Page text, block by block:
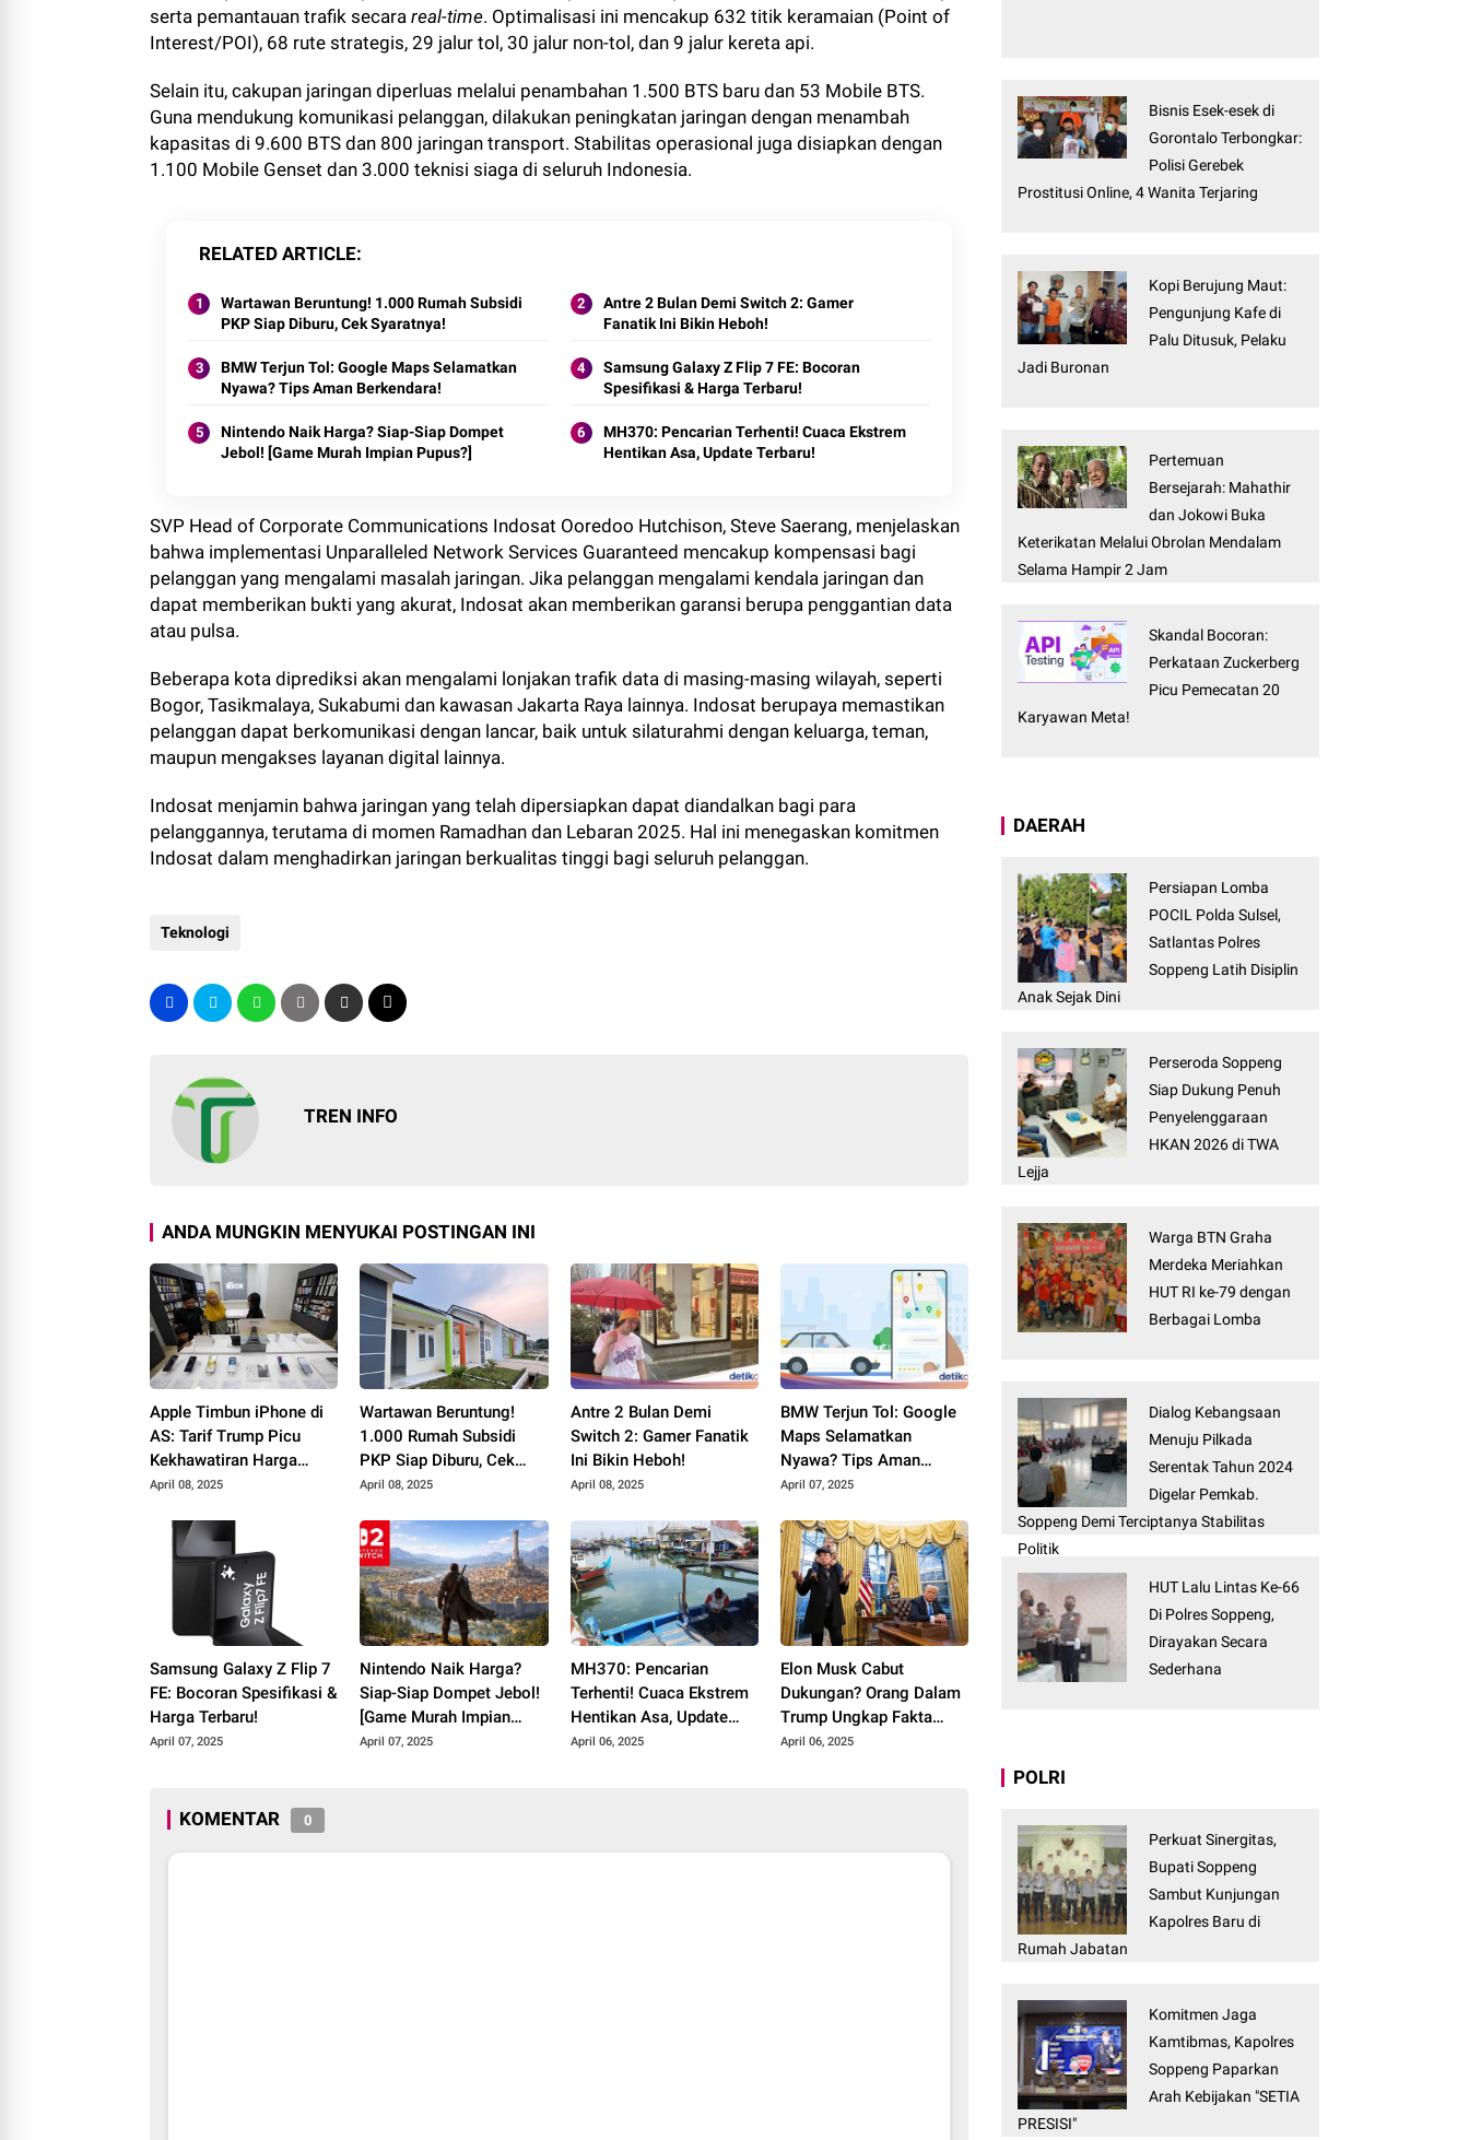
serta pemantauan trafik secara real-time. Optimalisasi ini mencakup 632 titik keramaian (Point of
Interest/POI), 68 rute strategis, 29 jalur tol, 30 jalur non-tol, dan 9 jalur kereta api.
Selain itu, cakupan jaringan diperluas melalui penambahan 1.500 BTS baru dan 53 Mobile BTS.
Guna mendukung komunikasi pelanggan, dilakukan peningkatan jaringan dengan menambah
kapasitas di 9.600 BTS dan 800 jaringan transport. Stabilitas operasional juga disiapkan dengan
1.100 Mobile Genset dan 3.000 teknisi siaga di seluruh Indonesia.
RELATED ARTICLE
Wartawan Beruntung! 1.000 Rumah Subsidi
PKP Siap Diburu, Cek Syaratnya!
Antre 2 Bulan Demi Switch 2: Gamer
Fanatik Ini Bikin Heboh!
BMW Terjun Tol: Google Maps Selamatkan
Nyawa? Tips Aman Berkendara!
Samsung Galaxy Z Flip 7 FE: Bocoran
Spesifikasi & Harga Terbaru!
Nintendo Naik Harga? Siap-Siap Dompet
Jebol! [Game Murah Impian Pupus?]
MH370: Pencarian Terhenti! Cuaca Ekstrem
Hentikan Asa, Update Terbaru!
SVP Head of Corporate Communications Indosat Ooredoo Hutchison, Steve Saerang, menjelaskan
bahwa implementasi Unparalleled Network Services Guaranteed mencakup kompensasi bagi
pelanggan yang mengalami masalah jaringan. Jika pelanggan mengalami kendala jaringan dan
dapat memberikan bukti yang akurat, Indosat akan memberikan garansi berupa penggantian data
atau pulsa.
Beberapa kota diprediksi akan mengalami lonjakan trafik data di masing-masing wilayah, seperti
Bogor, Tasikmalaya, Sukabumi dan kawasan Jakarta Raya lainnya. Indosat berupaya memastikan
pelanggan dapat berkomunikasi dengan lancar, baik untuk silaturahmi dengan keluarga, teman,
maupun mengakses layanan digital lainnya.
Indosat menjamin bahwa jaringan yang telah dipersiapkan dapat diandalkan bagi para
pelanggannya, terutama di momen Ramadhan dan Lebaran 2025. Hal ini menegaskan komitmen
Indosat dalam menghadirkan jaringan berkualitas tinggi bagi seluruh pelanggan.
Teknologi
TREN INFO
ANDA MUNGKIN MENYUKAI POSTINGAN INI
Apple Timbun iPhone di
AS: Tarif Trump Picu
Kekhawatiran Harga
Naik?
April 08, 2025
Wartawan Beruntung!
1.000 Rumah Subsidi
PKP Siap Diburu, Cek
Syaratnya!
April 08, 2025
Antre 2 Bulan Demi
Switch 2: Gamer Fanatik
Ini Bikin Heboh!
April 08, 2025
BMW Terjun Tol: Google
Maps Selamatkan
Nyawa? Tips Aman
Berkendara!
April 07, 2025
Samsung Galaxy Z Flip 7
FE: Bocoran Spesifikasi &
Harga Terbaru!
April 07, 2025
Nintendo Naik Harga?
Siap-Siap Dompet Jebol!
[Game Murah Impian
Pupus?]
April 07, 2025
MH370: Pencarian
Terhenti! Cuaca Ekstrem
Hentikan Asa, Update
Terbaru!
April 06, 2025
Elon Musk Cabut
Dukungan? Orang Dalam
Trump Ungkap Fakta
Mengejutkan!
April 06, 2025
KOMENTAR 0
Bisnis Esek-esek di
Gorontalo Terbongkar:
Polisi Gerebek
Prostitusi Online, 4 Wanita Terjaring
Kopi Berujung Maut:
Pengunjung Kafe di
Palu Ditusuk, Pelaku
Jadi Buronan
Pertemuan
Bersejarah: Mahathir
dan Jokowi Buka
Keterikatan Melalui Obrolan Mendalam
Selama Hampir 2 Jam
Skandal Bocoran:
Perkataan Zuckerberg
Picu Pemecatan 20
Karyawan Meta!
DAERAH
Persiapan Lomba
POCIL Polda Sulsel,
Satlantas Polres
Soppeng Latih Disiplin
Anak Sejak Dini
Perseroda Soppeng
Siap Dukung Penuh
Penyelenggaraan
HKAN 2026 di TWA
Lejja
Warga BTN Graha
Merdeka Meriahkan
HUT RI ke-79 dengan
Berbagai Lomba
Dialog Kebangsaan
Menuju Pilkada
Serentak Tahun 2024
Digelar Pemkab.
Soppeng Demi Terciptanya Stabilitas
Politik
HUT Lalu Lintas Ke-66
Di Polres Soppeng,
Dirayakan Secara
Sederhana
POLRI
Perkuat Sinergitas,
Bupati Soppeng
Sambut Kunjungan
Kapolres Baru di
Rumah Jabatan
Komitmen Jaga
Kamtibmas, Kapolres
Soppeng Paparkan
Arah Kebijakan "SETIA
PRESISI"